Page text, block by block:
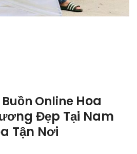
Online Hoa
Đẹp Tại Nam
Tận Nơi